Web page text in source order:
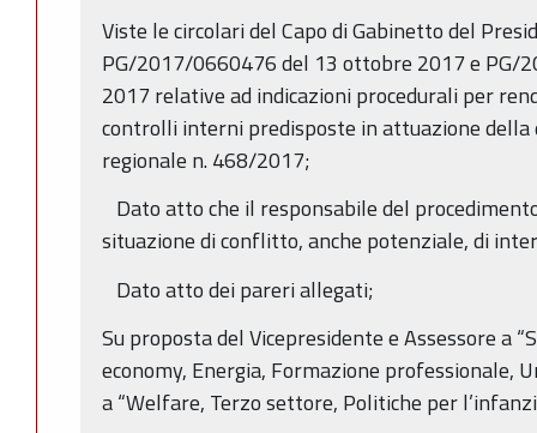
Viste le circolari del Capo di Gabinetto del
PG/2017/0660476 del 13 ottobre 2017 e PG/
2017 relative ad indicazioni procedurali per
controlli interni predisposte in attuazione della
regionale n. 468/2017;
Dato atto che il responsabile del
situazione di conflitto, anche potenziale, di
Dato atto dei pareri allegati;
Su proposta del Vicepresidente e Assessore a
economy, Energia, Formazione professionale,
a “Welfare, Terzo settore, Politiche per